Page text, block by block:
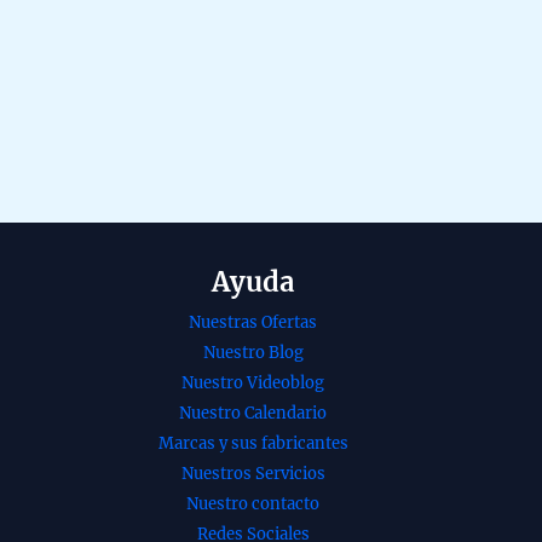
Ayuda
Nuestras Ofertas
Nuestro Blog
Nuestro Videoblog
Nuestro Calendario
Marcas y sus fabricantes
Nuestros Servicios
Nuestro contacto
Redes Sociales